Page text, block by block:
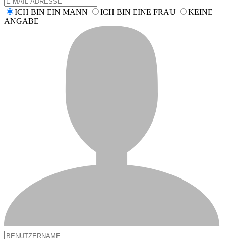
ICH BIN EIN MANN ICH BIN EINE FRAU
KEINE
ANGABE